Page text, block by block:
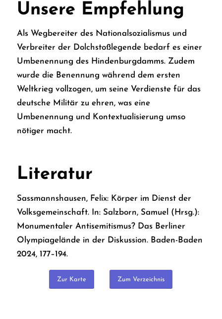
Unsere Empfehlung
Als Wegbereiter des Nationalsozialismus und
Verbreiter der Dolchstoßlegende bedarf es einer
Umbenennung des Hindenburgdamms. Zudem
wurde die Benennung während dem ersten
Weltkrieg vollzogen, um seine Verdienste für das
deutsche Militär zu ehren, was eine
Umbenennung und Kontextualisierung umso
nötiger macht.
Literatur
Sassmannshausen, Felix: Körper im Dienst der
Volksgemeinschaft. In: Salzborn, Samuel (Hrsg.):
Monumentaler Antisemitismus? Das Berliner
Olympiagelände in der Diskussion. Baden-Baden
2024, 177–194.
Zur Karte Zum Verzeichnis